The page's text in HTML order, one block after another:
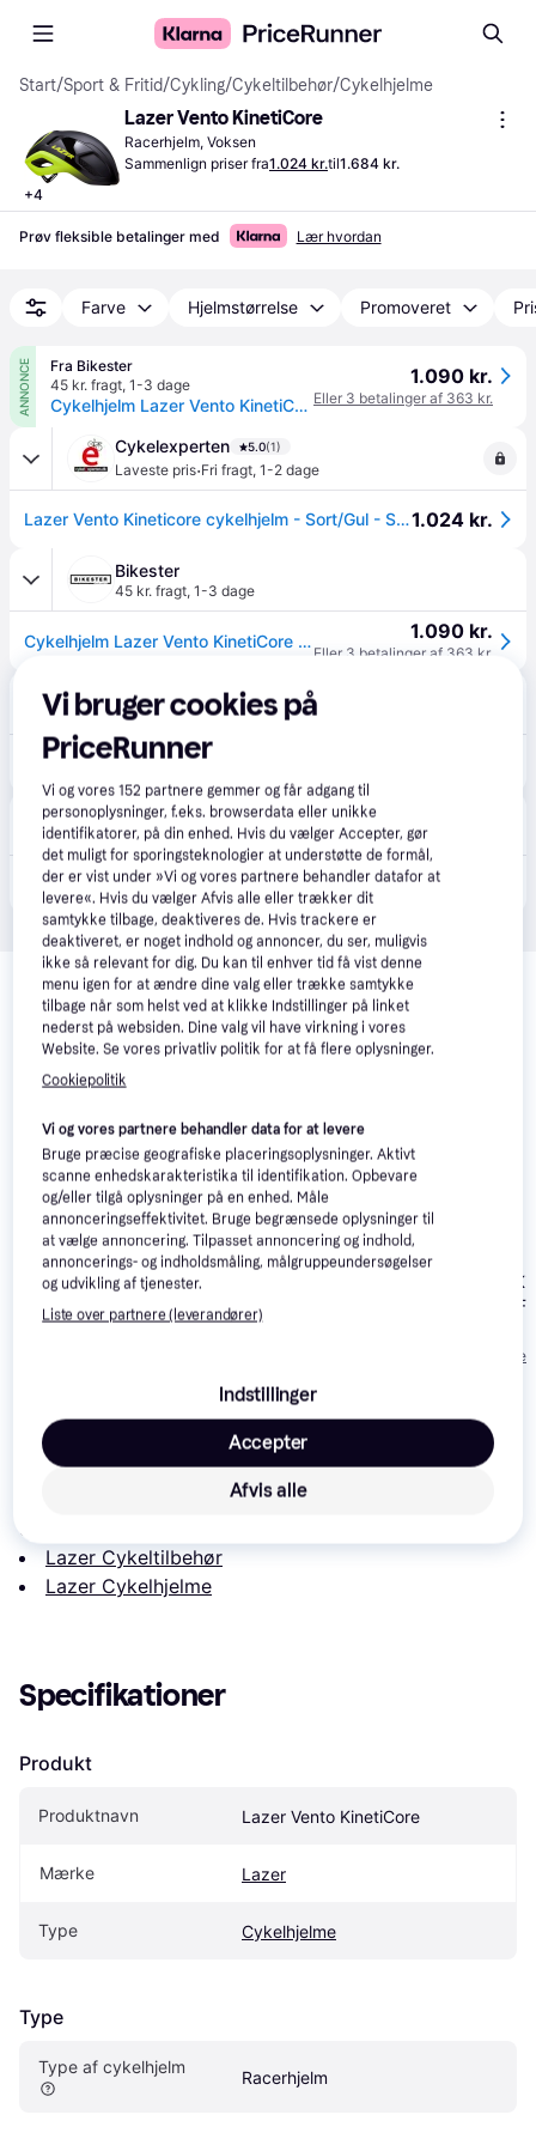
Start/Sport & Fritid/Cykling/Cykeltilbehør/Cykelhjelme
+4
Lazer Vento KinetiCore
Racerhjelm, Voksen
Sammenlign priser fra1.024 kr.til1.684 kr.
Prøv fleksible betalinger med Lær hvordan
Farve Hjelmstørrelse Promoveret
ANNONCE
Fra Bikester
45 kr. fragt, 1-3 dage
Cykelhjelm Lazer Vento KinetiCore Black/Neonyellow.
1.090 kr.
Eller 3 betalinger af 363 kr.
Cykelexperten 5.0(1)
Laveste pris·Fri fragt, 1-2 dage
Lazer Vento Kineticore cykelhjelm - Sort/Gul - S (52cm-56cm)1.024 kr.
Bikester
45 kr. fragt, 1-3 dage
Cykelhjelm Lazer Vento KinetiCore Black/Neonyellow. 1.090 kr.
Eller 3 betalinger af 363 kr.
MaxiPro
39 kr. fragt,3-7 dage
Bikepack
39 kr. fragt ,3-7 dage
Lazer hjelm Vento KinetiCore Black Flash Yellow S - Cykelhjelm 1.684 kr.
Relaterede produkter
Se vores forslag til andre produkter, der matcher dine
interesser. Vis alle
Lazer Vento
KinetiCore
1.148 kr.
Lazer Vento
KinetiCore
Lazer Tonic
Deep Green
Eller 3
Læs om produktet
Laveste pris for Lazer Vento KinetiCore er 1.024 kr.
Det er den bedste pris lige nu blandt
Sammenlign:
Lazer Cykeltilbehør
Lazer Cykelhjelme
Specifikationer
Produkt
Produktnavn Lazer Vento KinetiCore
Mærke Lazer
Type Cykelhjelme
Type
Type af cykelhjelm
Racerhjelm
Vi bruger cookies på
PriceRunner
Vi og vores152 partnere gemmer og får adgang til
personoplysninger, f.eks. browserdata eller unikke
identifikatorer, på din enhed. Hvis du vælger Accepter, gør
det muligt for sporingsteknologier at understøtte de formål,
der er vist under »Vi og vores partnere behandler datafor at
levere«. Hvis du vælger Afvis alle eller trækker dit
samtykke tilbage, deaktiveres de. Hvis trackere er
deaktiveret, er noget indhold og annoncer, du ser, muligvis
ikke så relevant for dig. Du kan til enhver tid få vist denne
menu igen for at ændre dine valg eller trække samtykke
tilbage når som helst ved at klikke Indstillinger på linket
nederst på websiden. Dine valg vil have virkning i vores
Website. Se vores privatliv politik for at få flere oplysninger.
Cookiepolitik
Vi og vores partnere behandler data for at levere
Bruge præcise geografiske placeringsoplysninger. Aktivt
scanne enhedskarakteristika til identifikation. Opbevare
og/eller tilgå oplysninger på en enhed. Måle
annonceringseffektivitet. Bruge begrænsede oplysninger til
at vælge annoncering. Tilpasset annoncering og indhold,
annoncerings- og indholdsmåling, målgruppeundersøgelser
og udvikling af tjenester.
Liste over partnere (leverandører)
Indstillinger
Afvis alle
Accepter